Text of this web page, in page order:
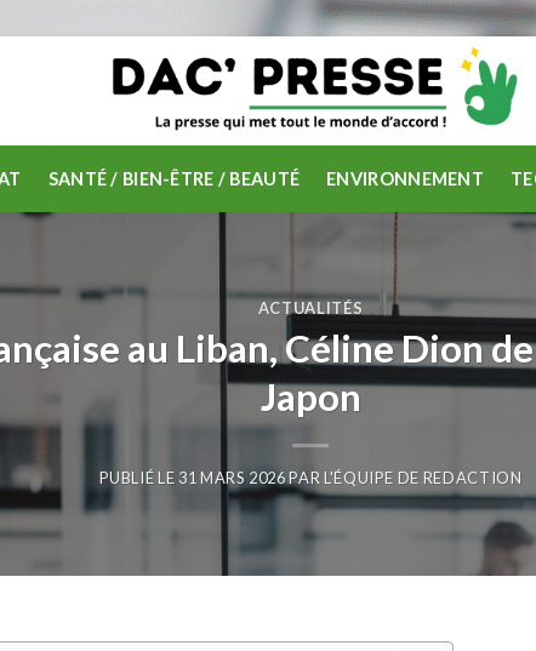
SANTÉ / BIEN-ÊTRE / BEAUTÉ ENVIRONNEMENT
ACTUALITÉS
au Liban, Céline Dion
Japon
PUBLIÉ LE 31 MARS 2026PAR L'ÉQUIPE DE REDACTION